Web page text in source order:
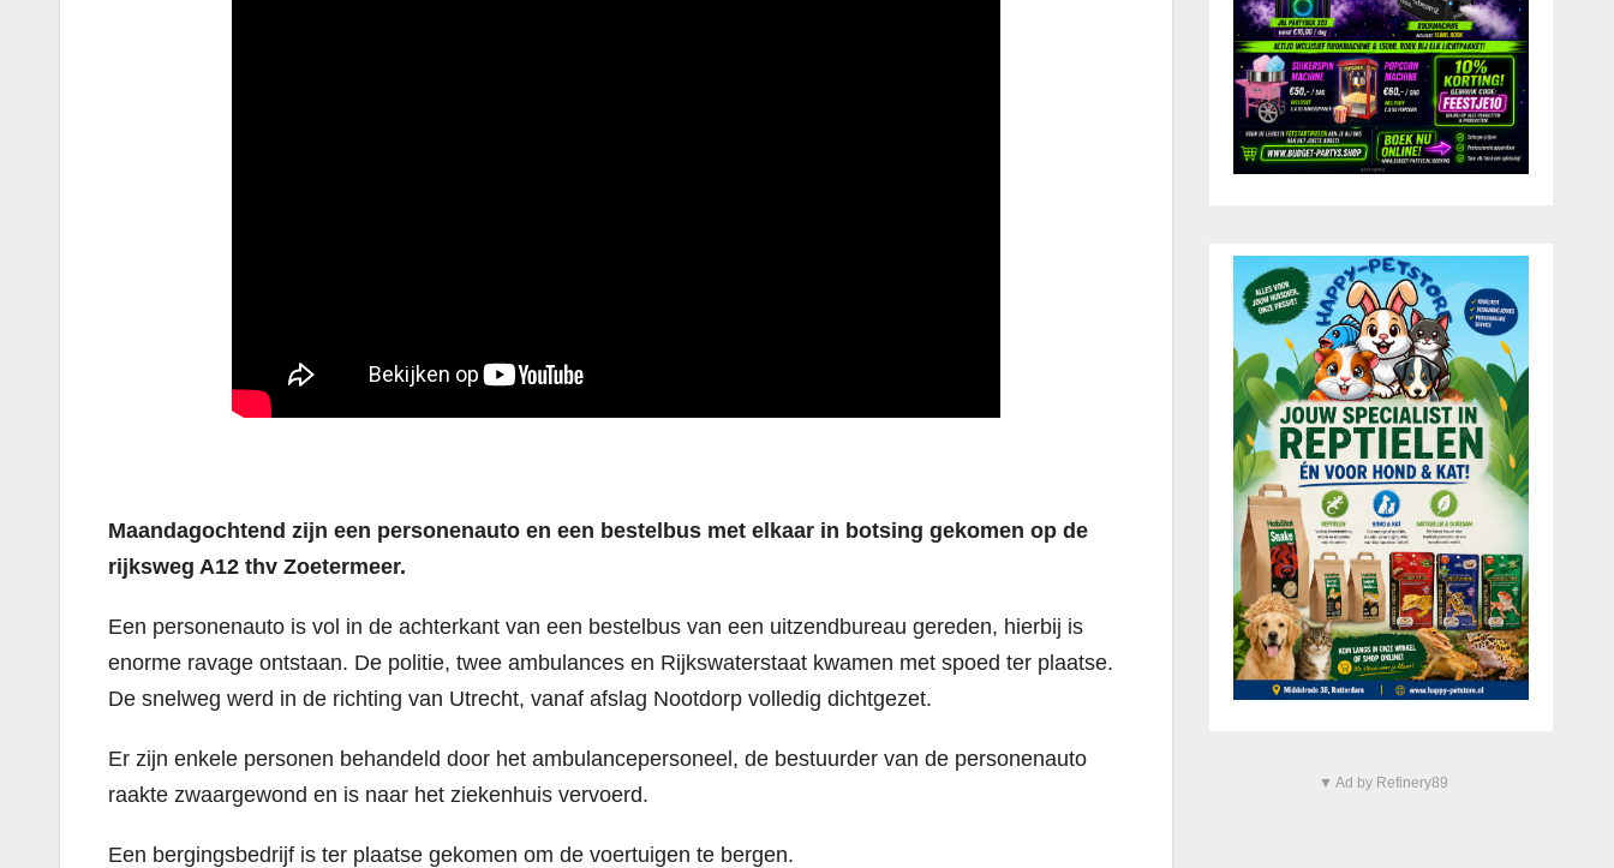
Maandagochtend zijn een personenauto en een bestelbus met elkaar in botsing gekomen op de
rijksweg A12 thv Zoetermeer.
Een personenauto is vol in de achterkant van een bestelbus van een uitzendbureau gereden, hierbij is
enorme ravage ontstaan. De politie, twee ambulances en Rijkswaterstaat kwamen met spoed ter plaatse.
De snelweg werd in de richting van Utrecht, vanaf afslag Nootdorp volledig dichtgezet.
Er zijn enkele personen behandeld door het ambulancepersoneel, de bestuurder van de personenauto
raakte zwaargewond en is naar het ziekenhuis vervoerd.
Een bergingsbedrijf is ter plaatse gekomen om de voertuigen te bergen.
▼ Ad by Refinery89